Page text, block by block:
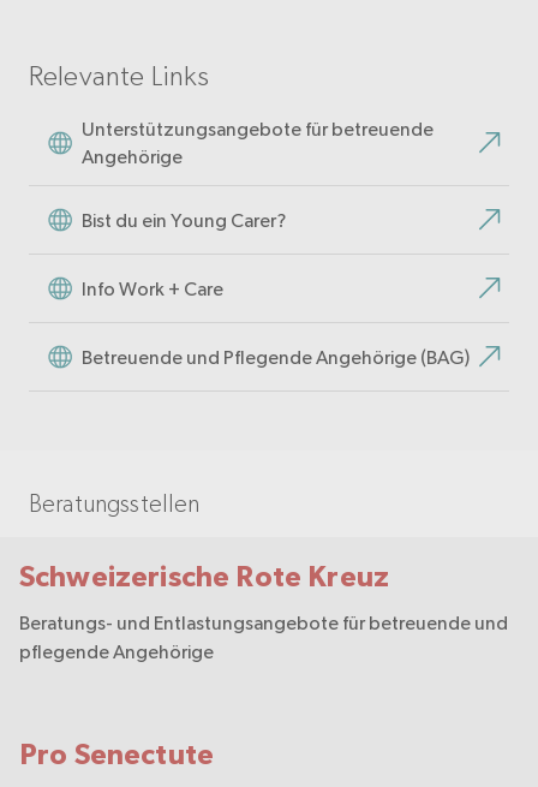
Relevante Links
Unterstützungsangebote für betreuende
Angehörige
Bist du ein Young Carer?
Info Work + Care
Betreuende und Pflegende Angehörige (BAG)
Beratungsstellen
Schweizerische Rote Kreuz
Beratungs- und Entlastungsangebote für betreuende und
pflegende Angehörige
Pro Senectute